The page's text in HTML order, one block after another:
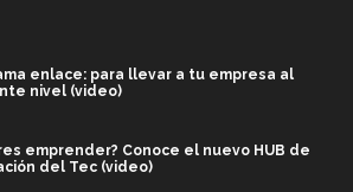
enlace: para llevar a tu empresa al
nivel (video)
emprender? Conoce el nuevo HUB de
del Tec (video)